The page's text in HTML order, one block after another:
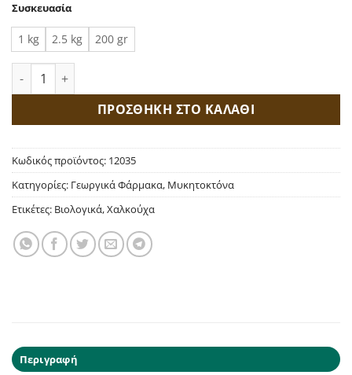
Συσκευασία
1 kg 2.5 kg 200 gr
Vitra 40 WG Υδροξείδιο Χαλκού ποσότητα
ΠΡΟΣΘΗΚΗ ΣΤΟ ΚΑΛΑΘΙ
Κωδικός προϊόντος: 12035
Κατηγορίες: Γεωργικά Φάρμακα, Μυκητοκτόνα
Ετικέτες: Βιολογικά,Χαλκούχα
Περιγραφή